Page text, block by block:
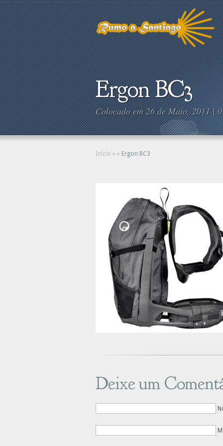
Ergon BC3
Colocado em 26 de Maio, 2011 |
Início » » Ergon BC3
Deixe um